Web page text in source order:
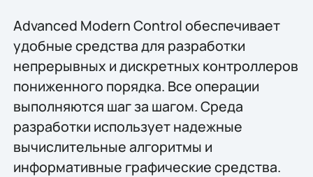
Advanced Modern Control обеспечивает
удобные средства для разработки
непрерывных и дискретных контроллеров
пониженного порядка. Все операции
выполняются шаг за шагом. Среда
разработки использует надежные
вычислительные алгоритмы и
информативные графические средства.